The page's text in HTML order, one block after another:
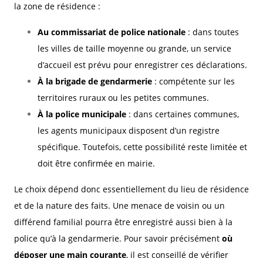
la zone de résidence :
Au commissariat de police nationale : dans toutes
les villes de taille moyenne ou grande, un service
d’accueil est prévu pour enregistrer ces déclarations.
À la brigade de gendarmerie : compétente sur les
territoires ruraux ou les petites communes.
À la police municipale : dans certaines communes,
les agents municipaux disposent d’un registre
spécifique. Toutefois, cette possibilité reste limitée et
doit être confirmée en mairie.
Le choix dépend donc essentiellement du lieu de résidence
et de la nature des faits. Une menace de voisin ou un
différend familial pourra être enregistré aussi bien à la
police qu’à la gendarmerie. Pour savoir précisément où
déposer une main courante, il est conseillé de vérifier